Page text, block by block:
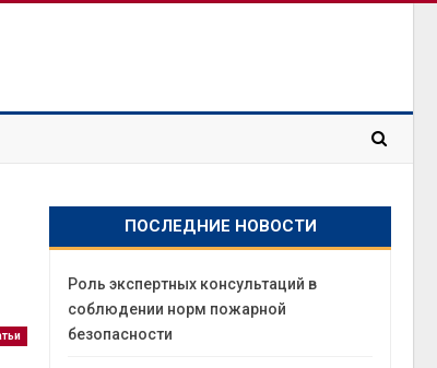
ПОСЛЕДНИЕ НОВОСТИ
Роль экспертных консультаций в
соблюдении норм пожарной
безопасности